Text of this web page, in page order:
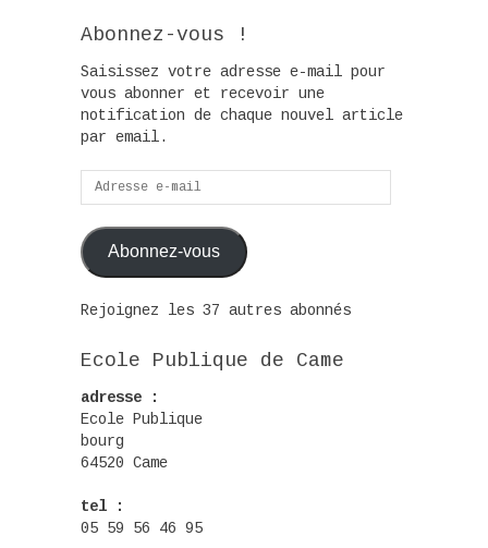
Abonnez-vous !
Saisissez votre adresse e-mail pour
vous abonner et recevoir une
notification de chaque nouvel article
par email.
Adresse
e-
mail
Abonnez-vous
Rejoignez les 37 autres abonnés
Ecole Publique de Came
adresse :
Ecole Publique
bourg
64520 Came
tel :
05 59 56 46 95